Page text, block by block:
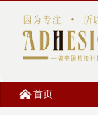
首页